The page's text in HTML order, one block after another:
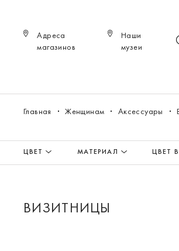
Адреса
магазинов
Наши
музеи
Главная Женщинам Аксессуары
ЦВЕТ МАТЕРИАЛ ЦВЕТ
ВИЗИТНИЦЫ